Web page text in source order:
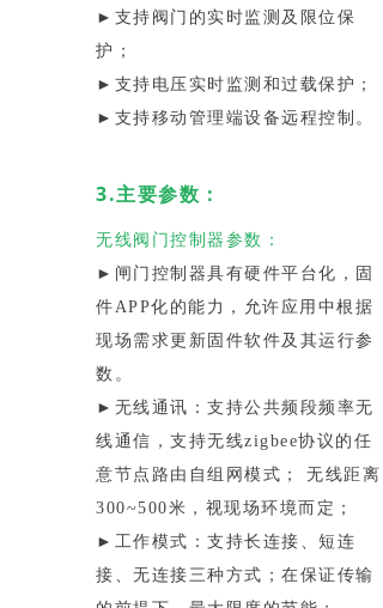
►支持阀门的实时监测及限位保
护；
►支持电压实时监测和过载保护；
►支持移动管理端设备远程控制。
3.主要参数：
无线阀门控制器参数：
►闸门控制器具有硬件平台化，固
件APP化的能力，允许应用中根据
现场需求更新固件软件及其运行参
数。
►无线通讯：支持公共频段频率无
线通信，支持无线zigbee协议的任
意节点路由自组网模式； 无线距离
300~500米，视现场环境而定；
►工作模式：支持长连接、短连
接、无连接三种方式；在保证传输